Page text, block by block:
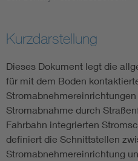
Blitzschutz: DIN EN 62305 in
Circular Economy für mehr
Cybersecurity in der
DIN VDE 0100 für sichere
Kurzdarstellung
Dieses Dokument legt die
für mit dem Boden
Stromabnahme durch
Fahrbahn integrierten
definiert die Schnittstellen
Stromabnehmereinrichtung